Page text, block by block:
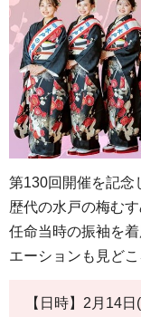
第130回開催を記念
歴代の水戸の梅む
任命当時の振袖を
エーションも見どこ
【日時】2月14